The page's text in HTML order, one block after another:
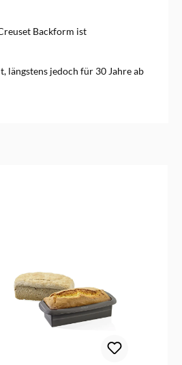
Backform ist
längstens jedoch für 30 Jahre ab